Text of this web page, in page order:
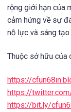
rộng giới hạn của
cảm hứng về sự
nỗ lực và sáng
Thuộc sở hữu của
https://
https://
https://bit.ly/